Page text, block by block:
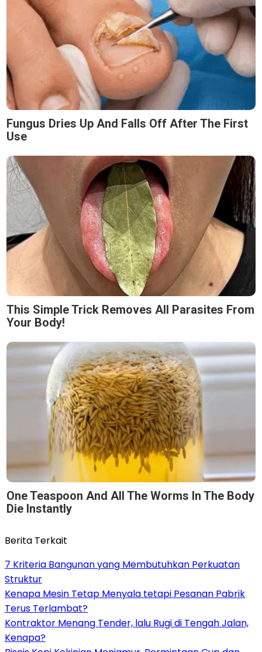
Fungus Dries Up And Falls Off After The First
Use
This Simple Trick Removes All Parasites From
Your Body!
One Teaspoon And All The Worms In The Body
Die Instantly
Berita Terkait
7 Kriteria Bangunan yang Membutuhkan Perkuatan
Struktur
Kenapa Mesin Tetap Menyala tetapi Pesanan Pabrik
Terus Terlambat?
Kontraktor Menang Tender, lalu Rugi di Tengah Jalan,
Kenapa?